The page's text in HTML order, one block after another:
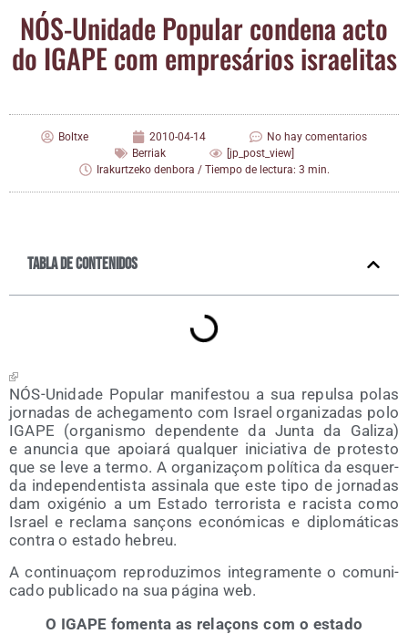
NÓS-Uni­da­de Popu­lar con­de­na acto
do IGAPE com empre­sá­rios israelitas
Boltxe 2010-04-14
No hay comentarios
Berriak
[jp_post_view]
Irakurtzeko denbora / Tiempo de lectura: 3 min.
Tabla de contenidos
NÓS-Uni­da­de Popu­lar mani­fes­tou a sua repul­sa polas
jor­na­das de ache­ga­men­to com Israel orga­ni­za­das polo
IGAPE (orga­nis­mo depen­den­te da Jun­ta da Gali­za)
e anun­cia que apoia­rá qual­quer ini­cia­ti­va de pro­tes­to
que se leve a ter­mo. A orga­ni­zaçom polí­ti­ca da esquer­
da inde­pen­den­tis­ta assi­na­la que este tipo de jor­na­das
dam oxi­gé­nio a um Esta­do terro­ris­ta e racis­ta como
Israel e recla­ma sançons eco­nó­mi­cas e diplo­má­ti­cas
con­tra o esta­do hebreu.
A con­ti­nuaçom repro­du­zi­mos inte­gra­men­te o comu­ni­
ca­do publi­ca­do na sua pági­na web.
O IGAPE fomen­ta as relaçons com o esta­do